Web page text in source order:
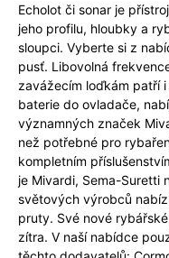
Echolot či sonar je
jeho profilu, hloubky a
sloupci. Vyberte si z
pusť. Libovolná
zavážecím loďkám patří
baterie do ovladače,
významných značek
než potřebné pro
kompletním
je Mivardi, Sema-Suretti
světových výrobců
pruty. Své nové
zítra. V naší nabídce